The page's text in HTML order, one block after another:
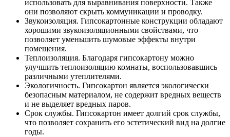
использовать для выравнивания поверхности. Также
они позволяют скрыть коммуникации и проводку.
Звукоизоляция. Гипсокартонные конструкции обладают
хорошими звукоизоляционными свойствами, что
позволяет уменьшить шумовые эффекты внутри
помещения.
Теплоизоляция. Благодаря гипсокартону можно
улучшить теплоизоляцию комнаты, воспользовавшись
различными утеплителями.
Экологичность. Гипсокартон является экологически
безопасным материалом, не содержит вредных веществ
и не выделяет вредных паров.
Срок службы. Гипсокартон имеет долгий срок службы,
что позволяет сохранить его эстетический вид на долгие
годы.